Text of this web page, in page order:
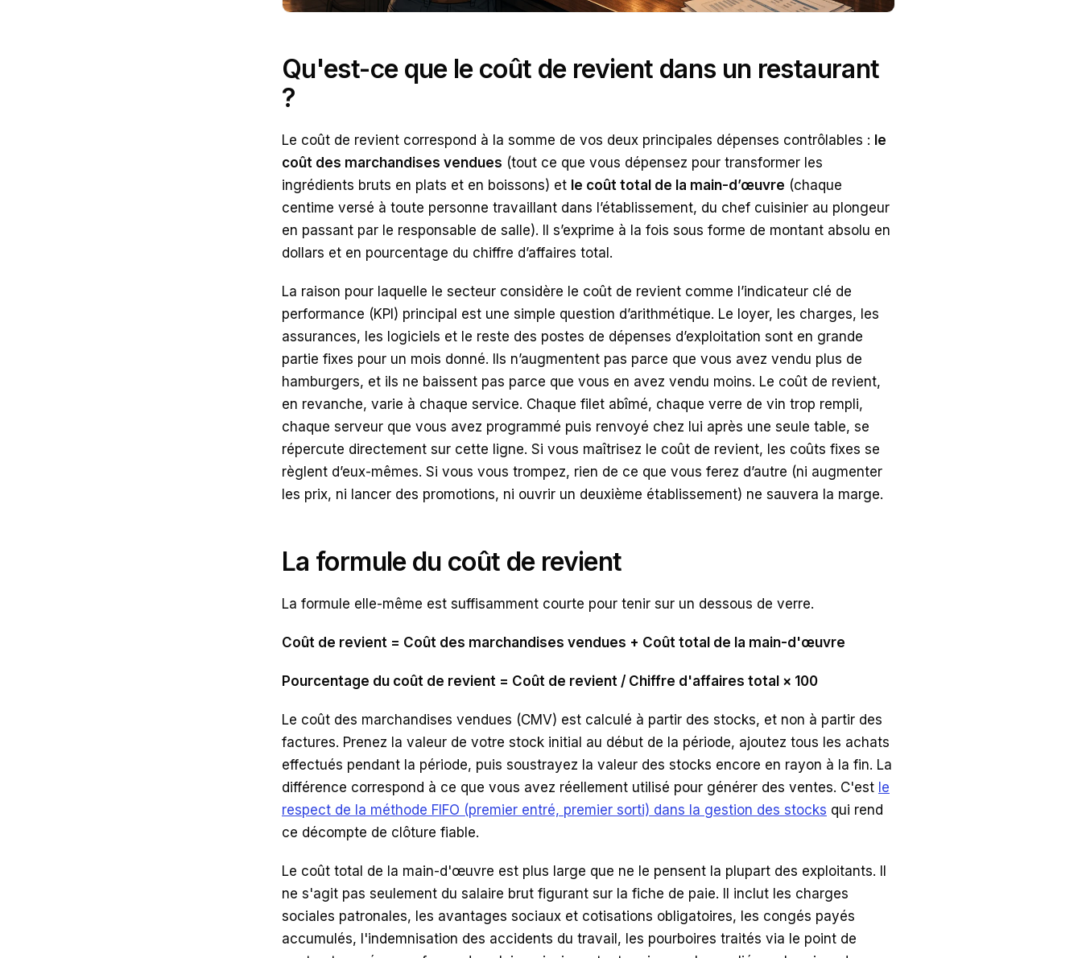
Qu'est-ce que le coût de revient dans un restaurant
?
Le coût de revient correspond à la somme de vos deux principales dépenses contrôlables : le
coût des marchandises vendues (tout ce que vous dépensez pour transformer les
ingrédients bruts en plats et en boissons) et le coût total de la main-d’œuvre (chaque
centime versé à toute personne travaillant dans l’établissement, du chef cuisinier au plongeur
en passant par le responsable de salle). Il s’exprime à la fois sous forme de montant absolu en
dollars et en pourcentage du chiffre d’affaires total.
La raison pour laquelle le secteur considère le coût de revient comme l’indicateur clé de
performance (KPI) principal est une simple question d’arithmétique. Le loyer, les charges, les
assurances, les logiciels et le reste des postes de dépenses d’exploitation sont en grande
partie fixes pour un mois donné. Ils n’augmentent pas parce que vous avez vendu plus de
hamburgers, et ils ne baissent pas parce que vous en avez vendu moins. Le coût de revient,
en revanche, varie à chaque service. Chaque filet abîmé, chaque verre de vin trop rempli,
chaque serveur que vous avez programmé puis renvoyé chez lui après une seule table, se
répercute directement sur cette ligne. Si vous maîtrisez le coût de revient, les coûts fixes se
règlent d’eux-mêmes. Si vous vous trompez, rien de ce que vous ferez d’autre (ni augmenter
les prix, ni lancer des promotions, ni ouvrir un deuxième établissement) ne sauvera la marge.
La formule du coût de revient
La formule elle-même est suffisamment courte pour tenir sur un dessous de verre.
Coût de revient = Coût des marchandises vendues + Coût total de la main-d'œuvre
Pourcentage du coût de revient = Coût de revient / Chiffre d'affaires total × 100
Le coût des marchandises vendues (CMV) est calculé à partir des stocks, et non à partir des
factures. Prenez la valeur de votre stock initial au début de la période, ajoutez tous les achats
effectués pendant la période, puis soustrayez la valeur des stocks encore en rayon à la fin. La
différence correspond à ce que vous avez réellement utilisé pour générer des ventes. C'est le
respect de la méthode FIFO (premier entré, premier sorti) dans la gestion des stocks qui rend
ce décompte de clôture fiable.
Le coût total de la main-d'œuvre est plus large que ne le pensent la plupart des exploitants. Il
ne s'agit pas seulement du salaire brut figurant sur la fiche de paie. Il inclut les charges
sociales patronales, les avantages sociaux et cotisations obligatoires, les congés payés
accumulés, l'indemnisation des accidents du travail, les pourboires traités via le point de